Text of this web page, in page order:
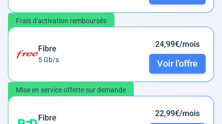
Frais d'activation remboursés
Fibre
5 Gb/s
24,99€/mois
Voir l'offre
Mise en service offerte sur demande
Fibre 22,99€/mois